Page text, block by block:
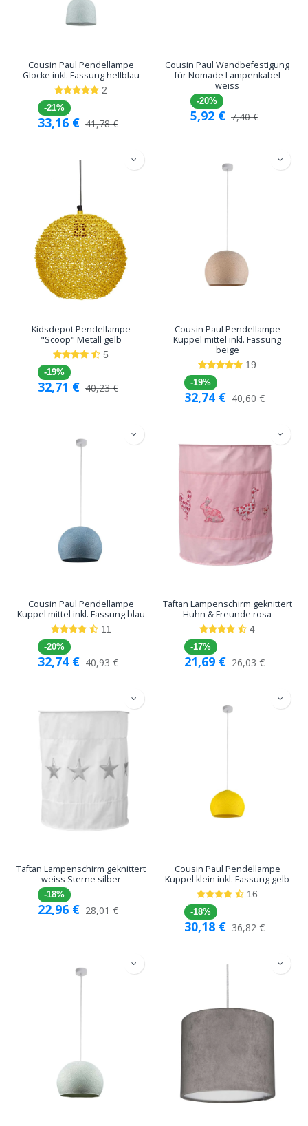
Cousin Paul Pendellampe
Glocke inkl. Fassung hellblau
2
-21%
33,16 € 41,78€
Cousin Paul Wandbefestigung
für Nomade Lampenkabel
weiss
-20%
5,92 € 7,40€
Kidsdepot Pendellampe
"Scoop" Metall gelb
5
-19%
32,71 € 40,23€
Cousin Paul Pendellampe
Kuppel mittel inkl. Fassung
beige
19
-19%
32,74 € 40,60€
Cousin Paul Pendellampe
Kuppel mittel inkl. Fassung blau
11
-20%
32,74 € 40,93€
Taftan Lampenschirm geknittert
Huhn & Freunde rosa
4
-17%
21,69 € 26,03€
Taftan Lampenschirm geknittert
weiss Sterne silber
-18%
22,96 € 28,01€
Cousin Paul Pendellampe
Kuppel klein inkl. Fassung gelb
16
-18%
30,18 € 36,82€